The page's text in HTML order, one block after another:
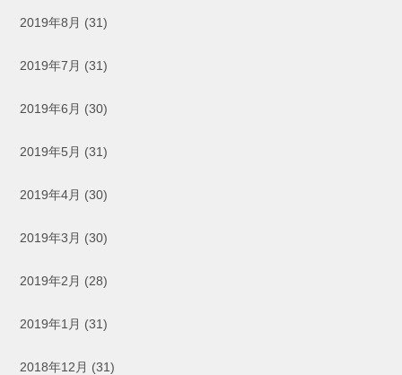
2019年8月 (31)
2019年7月 (31)
2019年6月 (30)
2019年5月 (31)
2019年4月 (30)
2019年3月 (30)
2019年2月 (28)
2019年1月 (31)
2018年12月 (31)